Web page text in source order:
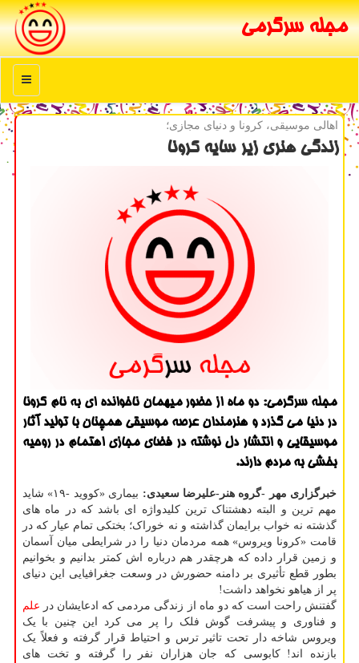
مجله سرگرمی
منو
اهالی موسیقی، كرونا و دنیای مجازی؛
زندگی هنری زیر سایه كرونا
مجله سرگرمی: دو ماه از حضور میهمان ناخوانده ای به نام كرونا
در دنیا می گذرد و هنرمندان عرصه موسیقی همچنان با تولید آثار
موسیقایی و انتشار دل نوشته در فضای مجازی اهتمام در روحیه
بخشی به مردم دارند.
خبرگزاری مهر -گروه هنر-علیرضا سعیدی:
بیماری «کووید -۱۹» شاید
مهم ترین و البته دهشتناک ترین کلیدواژه ای باشد که در ماه های
گذشته نه خواب برایمان گذاشته و نه خوراک؛ بختکی تمام عیار که در
قامت «کرونا ویروس» همه مردمان دنیا را در شرایطی میان آسمان
و زمین قرار داده که هرچقدر هم درباره اش کمتر بدانیم و بخوانیم
بطور قطع تأثیری بر دامنه حضورش در وسعت جغرافیایی این دنیای
پر از هیاهو نخواهد داشت!
گفتنش راحت است که دو ماه از زندگی مردمی که ادعایشان در علم
و فناوری و پیشرفت گوش فلک را پر می کرد این چنین با یک
ویروس شاخه دار تحت تاثیر ترس و احتیاط قرار گرفته و فعلاً یک
بازنده اند! کابوسی که جان هزاران نفر را گرفته و تخت های